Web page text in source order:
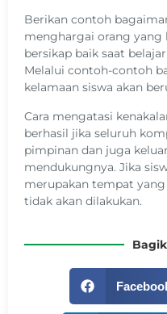
Berikan contoh
menghargai orang yang
bersikap baik saat
Melalui contoh-contoh
kelamaan siswa akan
Cara mengatasi
berhasil jika seluruh
pimpinan dan juga
mendukungnya. Jika
merupakan tempat
tidak akan dilakukan.